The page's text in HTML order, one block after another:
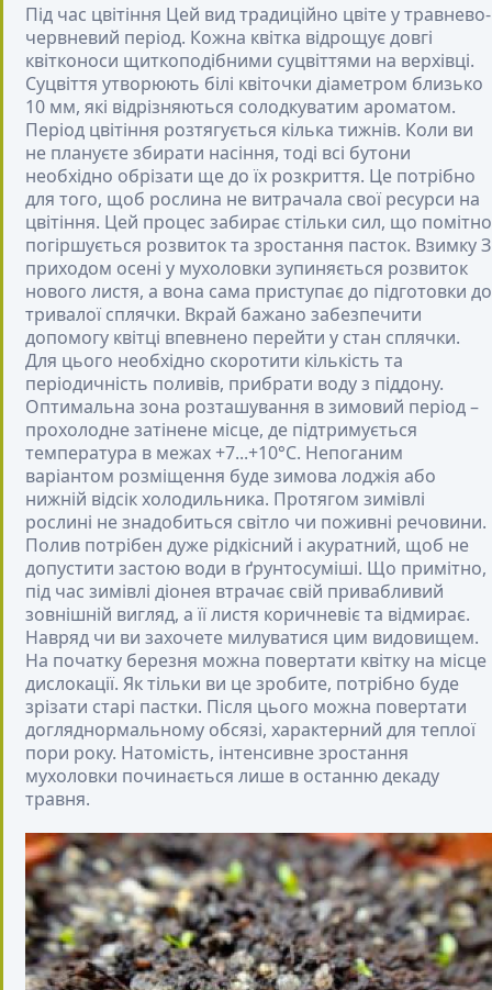
Під час цвітіння Цей вид традиційно цвіте у травнево-
червневий період. Кожна квітка відрощує довгі
квітконоси щиткоподібними суцвіттями на верхівці.
Суцвіття утворюють білі квіточки діаметром близько
10 мм, які відрізняються солодкуватим ароматом.
Період цвітіння розтягується кілька тижнів. Коли ви
не плануєте збирати насіння, тоді всі бутони
необхідно обрізати ще до їх розкриття. Це потрібно
для того, щоб рослина не витрачала свої ресурси на
цвітіння. Цей процес забирає стільки сил, що помітно
погіршується розвиток та зростання пасток. ВзимкуЗ
приходом осені у мухоловки зупиняється розвиток
нового листя, а вона сама приступає до підготовки до
тривалої сплячки. Вкрай бажано забезпечити
допомогу квітці впевнено перейти у стан сплячки.
Для цього необхідно скоротити кількість та
періодичність поливів, прибрати воду з піддону.
Оптимальна зона розташування в зимовий період –
прохолодне затінене місце, де підтримується
температура в межах +7...+10°С. Непоганим
варіантом розміщення буде зимова лоджія або
нижній відсік холодильника. Протягом зимівлі
рослині не знадобиться світло чи поживні речовини.
Полив потрібен дуже рідкісний і акуратний, щоб не
допустити застою води в ґрунтосуміші. Що примітно,
під час зимівлі діонея втрачає свій привабливий
зовнішній вигляд, а її листя коричневіє та відмирає.
Навряд чи ви захочете милуватися цим видовищем.
На початку березня можна повертати квітку на місце
дислокації. Як тільки ви це зробите, потрібно буде
зрізати старі пастки. Після цього можна повертати
догляднормальному обсязі, характерний для теплої
пори року. Натомість, інтенсивне зростання
мухоловки починається лише в останню декаду
травня.